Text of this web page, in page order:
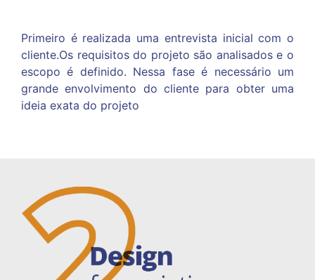
Primeiro é realizada uma entrevista inicial com o
cliente.Os requisitos do projeto são analisados e o
escopo é definido. Nessa fase é necessário um
grande envolvimento do cliente para obter uma
ideia exata do projeto